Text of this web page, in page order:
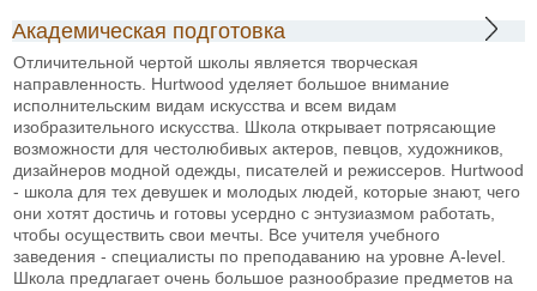
Академическая подготовка
Отличительной чертой школы является творческая
направленность. Hurtwood уделяет большое внимание
исполнительским видам искусства и всем видам
изобразительного искусства. Школа открывает потрясающие
возможности для честолюбивых актеров, певцов, художников,
дизайнеров модной одежды, писателей и режиссеров. Hurtwood
- школа для тех девушек и молодых людей, которые знают, чего
они хотят достичь и готовы усердно с энтузиазмом работать,
чтобы осуществить свои мечты. Все учителя учебного
заведения - специалисты по преподаванию на уровне A-level.
Школа предлагает очень большое разнообразие предметов на